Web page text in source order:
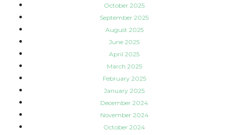
October 2025
September 2025
August 2025
June 2025
April 2025
March 2025
February 2025
January 2025
December 2024
November 2024
October 2024